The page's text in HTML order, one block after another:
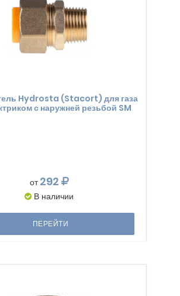
Hydrosta (Stacort) для газа
с наружней резьбой SM
от292
В наличии
ПЕРЕЙТИ